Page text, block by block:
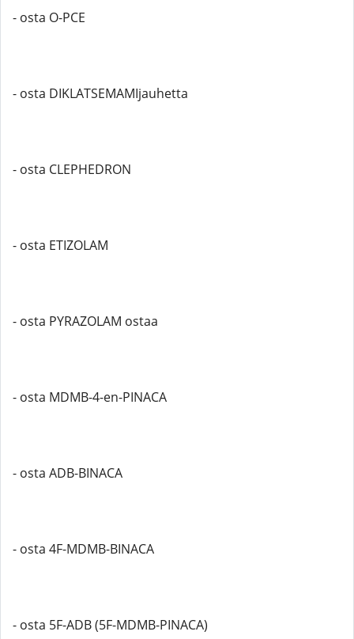
- osta O-PCE
- osta DIKLATSEMAMIjauhetta
- osta CLEPHEDRON
- osta ETIZOLAM
- osta PYRAZOLAM ostaa
- osta MDMB-4-en-PINACA
- osta ADB-BINACA
- osta 4F-MDMB-BINACA
- osta 5F-ADB (5F-MDMB-PINACA)